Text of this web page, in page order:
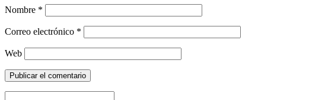
Nombre *
Correo electrónico *
Web